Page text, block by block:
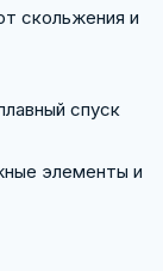
скольжения и
спуск
элементы и